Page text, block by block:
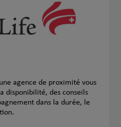
agence de proximité vous
disponibilité, des conseils
dans la durée, le